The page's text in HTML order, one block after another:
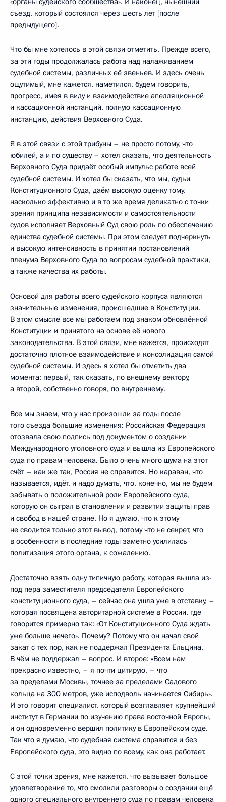
съезд, который состоялся через шесть лет [после
предыдущего].
Что бы мне хотелось в этой связи отметить. Прежде всего,
за эти годы продолжалась работа над налаживанием
судебной системы, различных её звеньев. И здесь очень
ощутимый, мне кажется, наметился, будем говорить,
прогресс, имея в виду и взаимодействие апелляционной
и кассационной инстанций, полную кассационную
инстанцию, действия Верховного Суда.
Я в этой связи с этой трибуны – не просто потому, что
юбилей, а и по существу – хотел сказать, что деятельность
Верховного Суда придаёт особый импульс работе всей
судебной системы. И хотел бы сказать, что мы, судьи
Конституционного Суда, даём высокую оценку тому,
насколько эффективно и в то же время деликатно с точки
зрения принципа независимости и самостоятельности
судов исполняет Верховный Суд свою роль по обеспечению
единства судебной системы. При этом следует подчеркнуть
и высокую интенсивность в принятии постановлений
пленума Верховного Суда по вопросам судебной практики,
а также качества их работы.
Основой для работы всего судейского корпуса являются
значительные изменения, происшедшие в Конституции.
В этом смысле все мы работаем под знаком обновлённой
Конституции и принятого на основе её нового
законодательства. В этой связи, мне кажется, происходят
достаточно плотное взаимодействие и консолидация самой
судебной системы. И здесь я хотел бы отметить два
момента: первый, так сказать, по внешнему вектору,
а второй, собственно говоря, по внутреннему.
Все мы знаем, что у нас произошли за годы после
того съезда большие изменения: Российская Федерация
отозвала свою подпись под документом о создании
Международного уголовного суда и вышла из Европейского
суда по правам человека. Было очень много шума на этот
счёт – как же так, Россия не справится. Но караван, что
называется, идёт, и надо думать, что, конечно, мы не будем
забывать о положительной роли Европейского суда,
которую он сыграл в становлении и развитии защиты прав
и свобод в нашей стране. Но я думаю, что к этому
не сводится только этот вывод, потому что не секрет, что
в особенности в последние годы заметно усилилась
политизация этого органа, к сожалению.
Достаточно взять одну типичную работу, которая вышла из-
под пера заместителя председателя Европейского
конституционного суда, – сейчас она ушла уже в отставку, –
которая посвящена авторитарной системе в России, где
говорится примерно так: «От Конституционного Суда ждать
уже больше нечего». Почему? Потому что он начал свой
закат с тех пор, как не поддержал Президента Ельцина.
В чём не поддержал – вопрос. И второе: «Всем нам
прекрасно известно, – я почти цитирую, – что
за пределами Москвы, точнее за пределами Садового
кольца на 300 метров, уже исподволь начинается Сибирь».
И это говорит специалист, который возглавляет крупнейший
институт в Германии по изучению права восточной Европы,
и он одновременно вершил политику в Европейском суде.
Так что я думаю, что судебная система справится и без
Европейского суда, это видно по всему, как она работает.
С этой точки зрения, мне кажется, что вызывает большое
удовлетворение то, что смолкли разговоры о создании ещё
одного специального внутреннего суда по правам человека